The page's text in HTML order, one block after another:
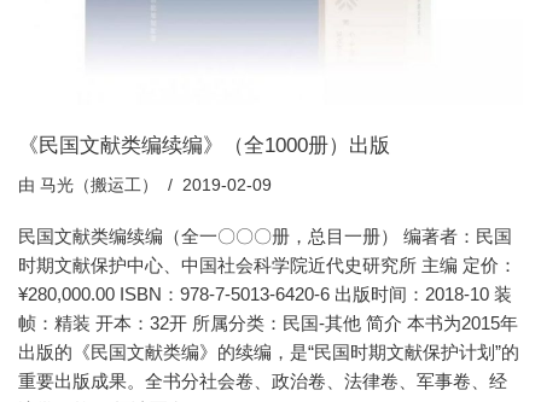
《民国文献类编续编》（全1000册）出版
由 马光（搬运工） 2019-02-09
民国文献类编续编（全一〇〇〇册，总目一册） 编著者：民国
时期文献保护中心、中国社会科学院近代史研究所 主编 定价：
¥280,000.00 ISBN：978-7-5013-6420-6 出版时间：2018-10 装
帧：精装 开本：32开 所属分类：民国-其他 简介 本书为2015年
出版的《民国文献类编》的续编，是“民国时期文献保护计划”的
重要出版成果。全书分社会卷、政治卷、法律卷、军事卷、经